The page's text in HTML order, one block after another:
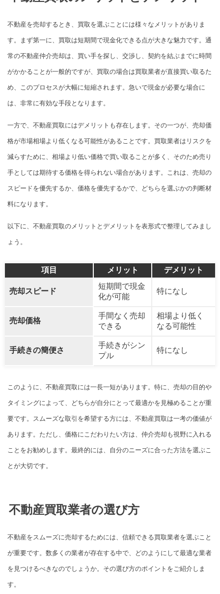
不動産を売却するとき、買取を選ぶことには様々なメリットがありま
す。まず第一に、買取は短期間で現金化できる点が大きな魅力です。通
常の不動産仲介売却は、買い手を探し、交渉し、契約を結ぶまでに時間
がかかることが一般的ですが、買取の場合は買取業者が直接買い取るた
め、このプロセスが大幅に短縮されます。急いで現金が必要な場合に
は、非常に有効な手段となります。
一方で、不動産買取にはデメリットも存在します。その一つが、売却価
格が市場相場より低くなる可能性があることです。買取業者はリスクを
減らすために、相場より低い価格で買い取ることが多く、そのため売り
手としては期待する価格を得られない場合があります。これは、売却の
スピードを優先するか、価格を優先するかで、どちらを選ぶかの判断材
料になります。
以下に、不動産買取のメリットとデメリットを表形式で整理してみまし
ょう。
項目 メリット デメリット
売却スピード
短期間で現金
化が可能
特になし
売却価格
手間なく売却
できる
相場より低く
なる可能性
手続きの簡便さ
手続きがシン
プル
特になし
このように、不動産買取には一長一短があります。特に、売却の目的や
タイミングによって、どちらが自分にとって最適かを見極めることが重
要です。スムーズな取引を希望する方には、不動産買取は一考の価値が
あります。ただし、価格にこだわりたい方は、仲介売却も視野に入れる
ことをお勧めします。最終的には、自分のニーズに合った方法を選ぶこ
とが大切です。
不動産買取業者の選び方
不動産をスムーズに売却するためには、信頼できる買取業者を選ぶこと
が重要です。数多くの業者が存在する中で、どのようにして最適な業者
を見つけるべきなのでしょうか。その選び方のポイントをご紹介しま
す。